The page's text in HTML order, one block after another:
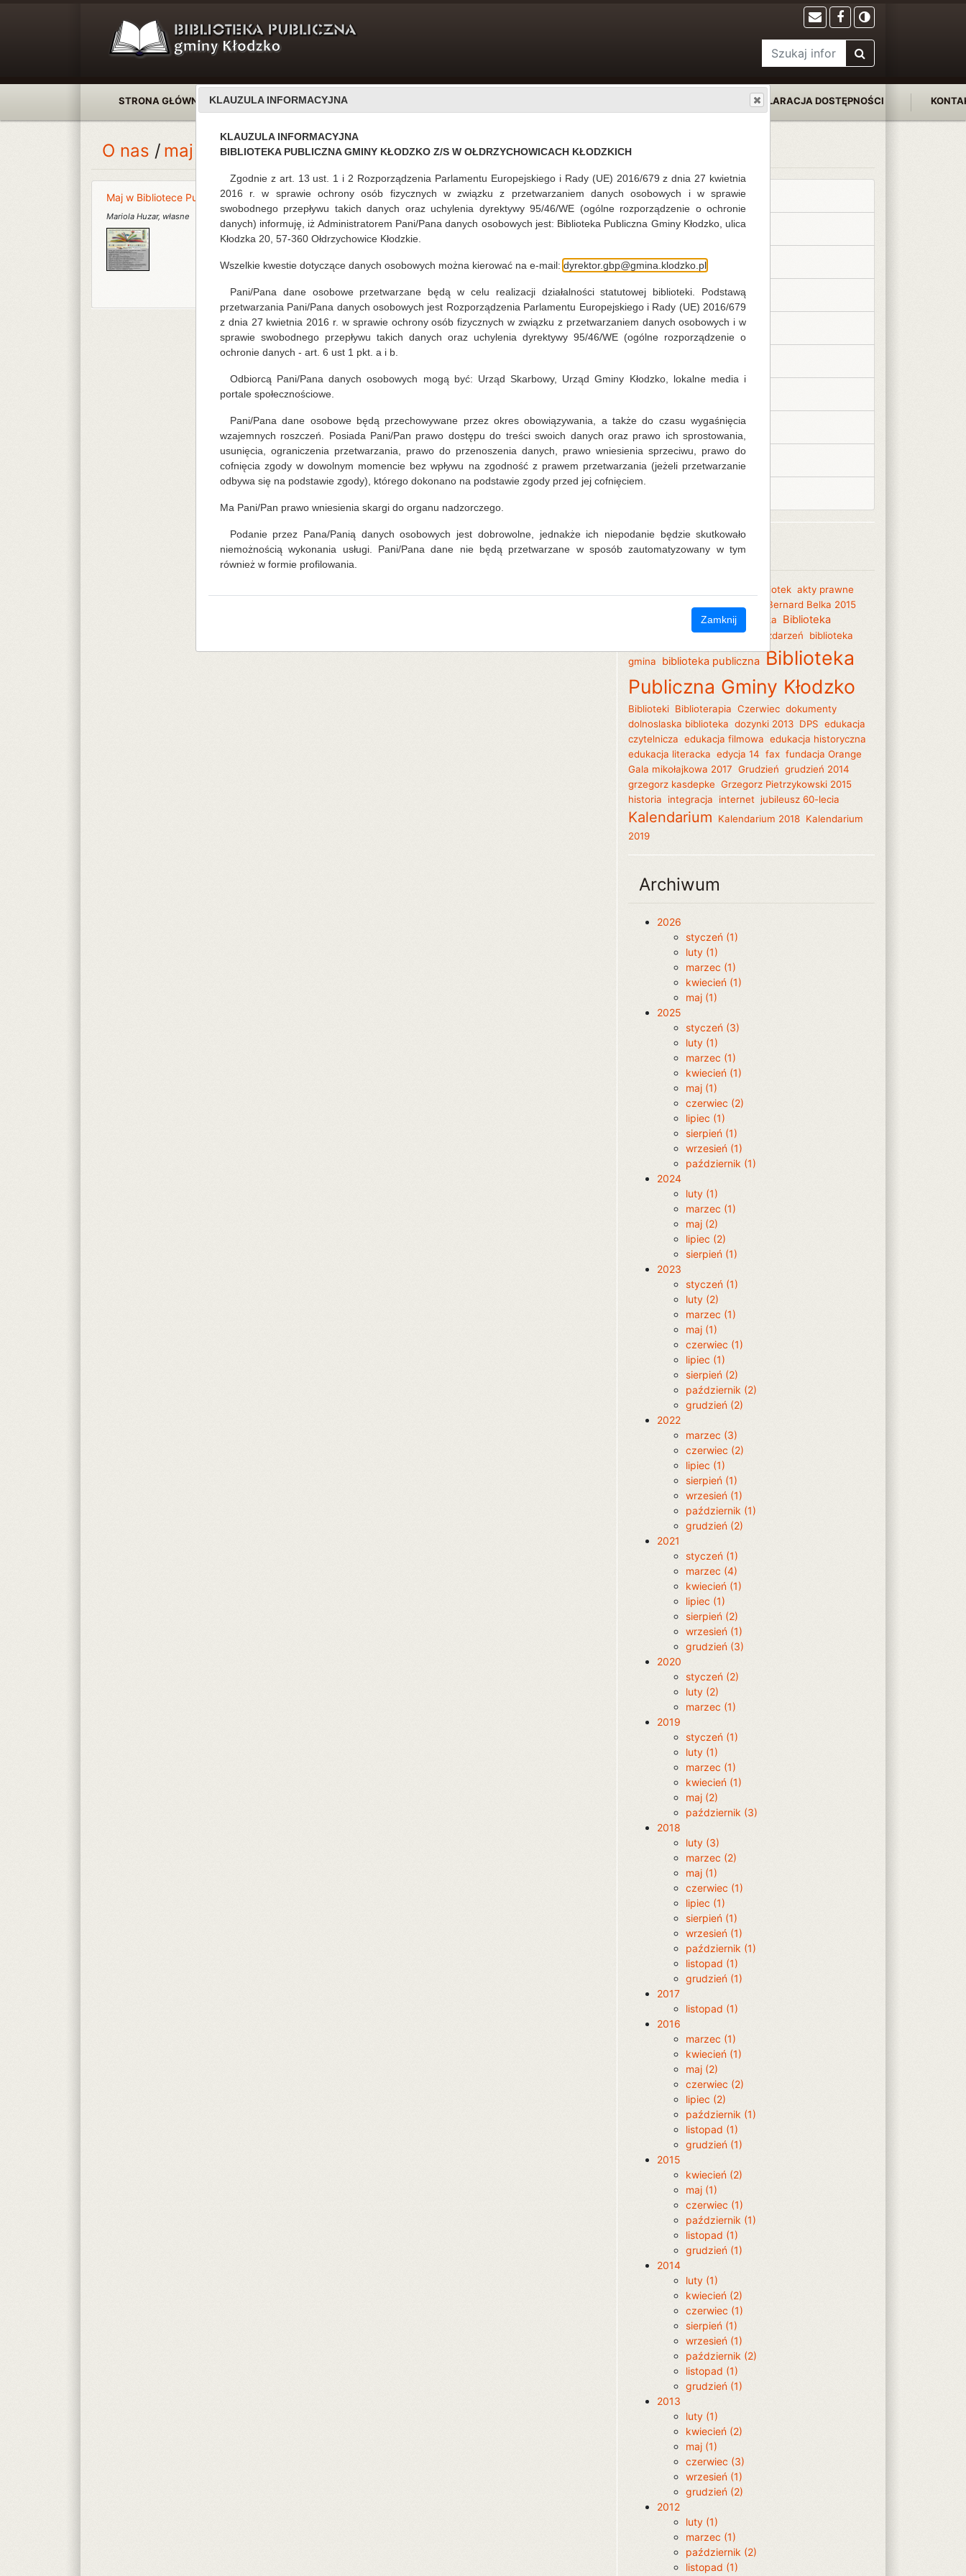
STRONA GŁÓWNA AKTUALNOŚCI DEKLARACJA DOSTĘPNOŚCI
O nas maj 2026
Maj w Bibliotece Publicznej Gminy Kłodzko
Mariola Huzar, własne 21.05.2026
czytaj więcej...
Kalendarium 2026
Biblioteka Centralna
Kalendarium 2018
Kalendarium 2019
Kalendarium 2020
Kalendarium 2023
Kalendarium 2024
Tagi
akademia dla bibliotek akty prawne
Bernard Belka 2015
Bibiloteka Centralna biblioteka
Biblioteka
Biblioteka dobrych zdarzeń biblioteka
gmina biblioteka publiczna Biblioteka
Publiczna Gminy Kłodzko
Biblioteki Biblioterapia Czerwiec dokumenty
dolnoslaska biblioteka dozynki 2013 DPS edukacja
czytelnicza edukacja filmowa edukacja historyczna
edukacja literacka edycja 14 fax fundacja Orange
Gala mikołajkowa 2017 Grudzień grudzień 2014
grzegorz kasdepke Grzegorz Pietrzykowski 2015
historia integracja internet jubileusz 60-lecia
Kalendarium Kalendarium 2018 Kalendarium
2019
Archiwum
2026
styczeń (1)
luty (1)
marzec (1)
kwiecień (1)
maj (1)
2025
styczeń (3)
luty (1)
marzec (1)
kwiecień (1)
maj (1)
czerwiec (2)
lipiec (1)
sierpień (1)
wrzesień (1)
październik (1)
2024
luty (1)
marzec (1)
maj (2)
lipiec (2)
sierpień (1)
2023
styczeń (1)
luty (2)
marzec (1)
maj (1)
czerwiec (1)
lipiec (1)
sierpień (2)
październik (2)
grudzień (2)
2022
marzec (3)
czerwiec (2)
lipiec (1)
sierpień (1)
wrzesień (1)
październik (1)
grudzień (2)
2021
styczeń (1)
marzec (4)
kwiecień (1)
lipiec (1)
sierpień (2)
wrzesień (1)
grudzień (3)
2020
styczeń (2)
luty (2)
marzec (1)
2019
styczeń (1)
luty (1)
marzec (1)
kwiecień (1)
maj (2)
październik (3)
2018
luty (3)
marzec (2)
maj (1)
czerwiec (1)
lipiec (1)
sierpień (1)
wrzesień (1)
październik (1)
listopad (1)
grudzień (1)
2017
listopad (1)
2016
marzec (1)
kwiecień (1)
maj (2)
czerwiec (2)
lipiec (2)
październik (1)
listopad (1)
grudzień (1)
2015
kwiecień (2)
maj (1)
czerwiec (1)
październik (1)
listopad (1)
grudzień (1)
2014
luty (1)
kwiecień (2)
czerwiec (1)
sierpień (1)
wrzesień (1)
październik (2)
listopad (1)
grudzień (1)
2013
luty (1)
kwiecień (2)
maj (1)
czerwiec (3)
wrzesień (1)
grudzień (2)
2012
luty (1)
marzec (1)
październik (2)
listopad (1)
KLAUZULA INFORMACYJNA
KLAUZULA INFORMACYJNA
BIBLIOTEKA PUBLICZNA GMINY KŁODZKO Z/S W OŁDRZYCHOWICACH KŁODZKICH
Zgodnie z art. 13 ust. 1 i 2 Rozporządzenia Parlamentu Europejskiego i Rady (UE) 2016/679 z dnia 27 kwietnia
2016 r. w sprawie ochrony osób fizycznych w związku z przetwarzaniem danych osobowych i w sprawie
swobodnego przepływu takich danych oraz uchylenia dyrektywy 95/46/WE (ogólne rozporządzenie o ochronie
danych) informuję, iż Administratorem Pani/Pana danych osobowych jest: Biblioteka Publiczna Gminy Kłodzko, ulica
Kłodzka 20, 57-360 Ołdrzychowice Kłodzkie.
Wszelkie kwestie dotyczące danych osobowych można kierować na e-mail: dyrektor.gbp@gmina.klodzko.pl
Pani/Pana dane osobowe przetwarzane będą w celu realizacji działalności statutowej biblioteki. Podstawą
przetwarzania Pani/Pana danych osobowych jest Rozporządzenia Parlamentu Europejskiego i Rady (UE) 2016/679
z dnia 27 kwietnia 2016 r. w sprawie ochrony osób fizycznych w związku z przetwarzaniem danych osobowych i w
sprawie swobodnego przepływu takich danych oraz uchylenia dyrektywy 95/46/WE (ogólne rozporządzenie o
ochronie danych - art. 6 ust 1 pkt. a i b.
Odbiorcą Pani/Pana danych osobowych mogą być: Urząd Skarbowy, Urząd Gminy Kłodzko, lokalne media i
portale społecznościowe.
Pani/Pana dane osobowe będą przechowywane przez okres obowiązywania, a także do czasu wygaśnięcia
wzajemnych roszczeń. Posiada Pani/Pan prawo dostępu do treści swoich danych oraz prawo ich sprostowania,
usunięcia, ograniczenia przetwarzania, prawo do przenoszenia danych, prawo wniesienia sprzeciwu, prawo do
cofnięcia zgody w dowolnym momencie bez wpływu na zgodność z prawem przetwarzania (jeżeli przetwarzanie
odbywa się na podstawie zgody), którego dokonano na podstawie zgody przed jej cofnięciem.
Ma Pani/Pan prawo wniesienia skargi do organu nadzorczego.
Podanie przez Pana/Panią danych osobowych jest dobrowolne, jednakże ich niepodanie będzie skutkowało
niemożnością wykonania usługi. Pani/Pana dane nie będą przetwarzane w sposób zautomatyzowany w tym
również w formie profilowania.
Zamknij